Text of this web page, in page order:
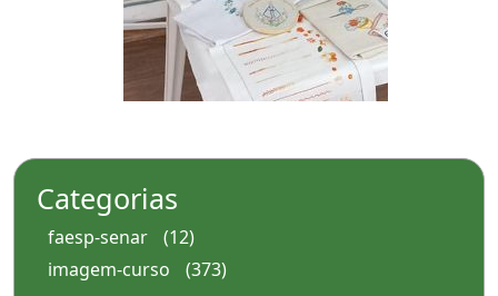
Categorias
faesp-senar
(12)
imagem-curso
(373)